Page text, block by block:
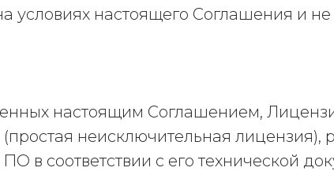
настоящего Соглашения и
настоящим Соглашением,
неисключительная лицензия),
в соответствии с его технической